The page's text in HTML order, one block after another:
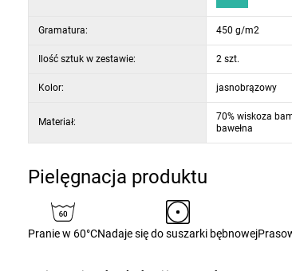
Komplet zawiera:
1 ręcznik 50 x 100 cm
1 ręcznik kąpielowy 70 x 140 cm
Gramatura: 450 g/m2
Ilość sztuk w zestawie: 2 szt.
Kolor: jasnobrązowy
Materiał:
70% wiskoza
bawełna
Pielęgnacja produktu
Pranie w 60°CNadaje się do suszarki bębnowej